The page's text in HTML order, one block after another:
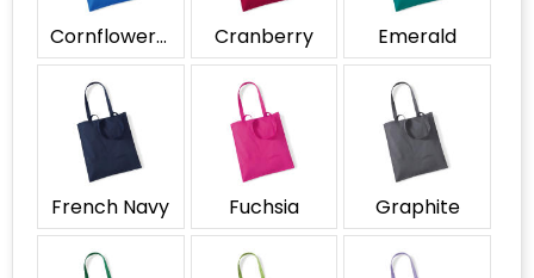
Cornflower Blue Cranberry Emerald
French Navy Fuchsia Graphite